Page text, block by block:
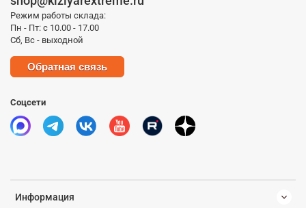
Информация
Режим работы склада:
Пн - Пт: с 10.00 - 17.00
Сб, Вс - выходной
Обратная связь
Соцсети